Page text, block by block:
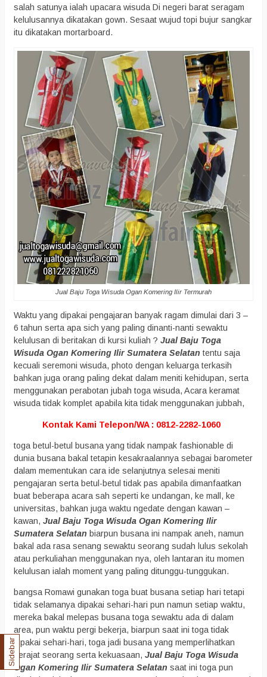
salah satunya ialah upacara wisuda Di negeri barat seragam
kelulusannya dikatakan gown. Sesaat wujud topi bujur sangkar
itu dikatakan mortarboard.
Jual Baju Toga Wisuda Ogan Komering Ilir Termurah
Waktu yang dipakai pengajaran banyak ragam dimulai dari 3 –
6 tahun serta apa sich yang paling dinanti-nanti sewaktu
kelulusan di beritakan di kursi kuliah ? Jual Baju Toga
Wisuda Ogan Komering Ilir Sumatera Selatan tentu saja
kecuali seremoni wisuda, photo dengan keluarga terkasih
bahkan juga orang paling dekat dalam meniti kehidupan, serta
menggunakan perabotan jubah toga wisuda, Acara keramat
wisuda tidak komplet apabila kita tidak menggunakan jubbah,
Kontak Kami Telepon/WA : 0812-2282-1060
toga betul-betul busana yang tidak nampak fashionable di
dunia busana bakal tetapin kesakraalannya sebagai barometer
dalam mementukan cara ide selanjutnya selesai meniti
pengajaran serta betul-betul tidak pas apabila dimanfaatkan
buat beberapa acara sah seperti ke undangan, ke mall, ke
universitas, bahkan juga waktu ngedate dengan kawan –
kawan, Jual Baju Toga Wisuda Ogan Komering Ilir
Sumatera Selatan biarpun busana ini nampak aneh, namun
bakal ada rasa senang sewaktu seorang sudah lulus sekolah
atau perkuliahan menggunakan nya, oleh lantaran itu momen
kelulusan ialah moment yang paling ditunggu-tunggukan.
bangsa Romawi gunakan toga buat busana setiap hari tetapi
tidak selamanya dipakai sehari-hari pun namun setiap waktu,
mereka bakal melepas busana toga sewaktu ada di dalam
area, pun waktu pergi bekerja, biarpun saat ini toga tidak
dipakai sehari-hari, toga jadi busana yang memperlihatkan
derajat seorang serta kekuasaan, Jual Baju Toga Wisuda
Ogan Komering Ilir Sumatera Selatan saat ini toga pun
Sidebar